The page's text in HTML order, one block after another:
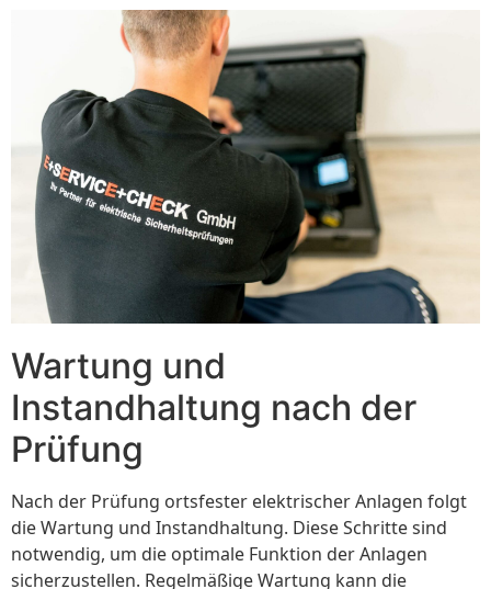
Wartung und
Instandhaltung nach der
Prüfung
Nach der Prüfung ortsfester elektrischer Anlagen folgt
die Wartung und Instandhaltung. Diese Schritte sind
notwendig, um die optimale Funktion der Anlagen
sicherzustellen. Regelmäßige Wartung kann die